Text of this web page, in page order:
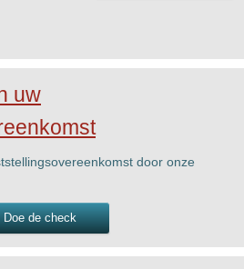
uw
door onze
Doe de check